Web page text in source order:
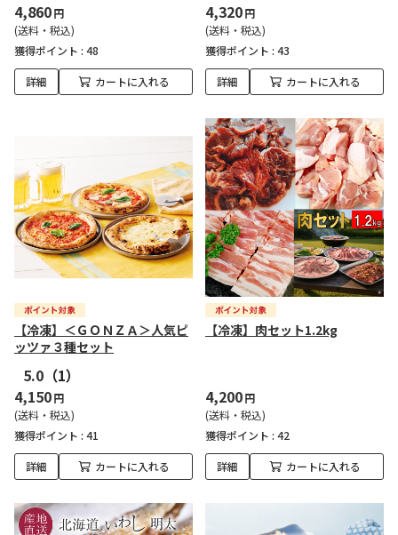
4,860円
(送料・税込)
獲得ポイント : 48
詳細 カートに入れる
4,320円
(送料・税込)
獲得ポイント : 43
詳細 カートに入れる
【冷凍】＜ＧＯＮＺＡ＞人気ピ
ッツァ３種セット
5.0 （1）
4,150円
(送料・税込)
獲得ポイント : 41
詳細 カートに入れる
【冷凍】肉セット1.2kg
4,200円
(送料・税込)
獲得ポイント : 42
詳細 カートに入れる